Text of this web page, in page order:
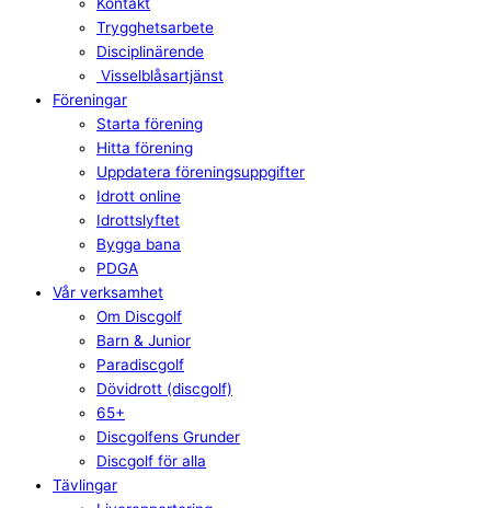
Trygghetsarbete
Disciplinärende
Visselblåsartjänst
Föreningar
Starta förening
Hitta förening
Uppdatera föreningsuppgifter
Idrott online
Idrottslyftet
Bygga bana
PDGA
Vår verksamhet
Om Discgolf
Barn & Junior
Paradiscgolf
Dövidrott (discgolf)
65+
Discgolfens Grunder
Discgolf för alla
Tävlingar